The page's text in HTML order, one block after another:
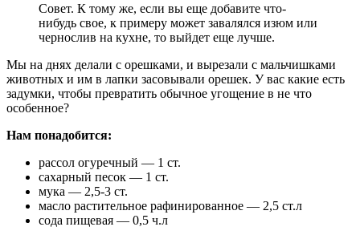
Совет. К тому же, если вы еще добавите что-
нибудь свое, к примеру может завалялся изюм или
чернослив на кухне, то выйдет еще лучше.
Мы на днях делали с орешками, и вырезали с мальчишками
животных и им в лапки засовывали орешек. У вас какие есть
задумки, чтобы превратить обычное угощение в не что
особенное?
Нам понадобится:
рассол огуречный — 1 ст.
сахарный песок — 1 ст.
мука — 2,5-3 ст.
масло растительное рафинированное — 2,5 ст.л
сода пищевая — 0,5 ч.л